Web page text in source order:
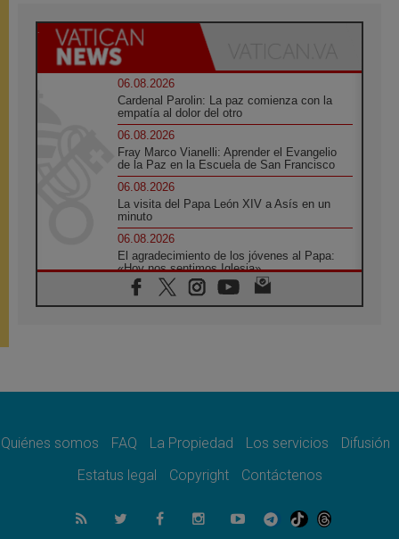
06.08.2026
Cardenal Parolin: La paz comienza con la
empatía al dolor del otro
06.08.2026
Fray Marco Vianelli: Aprender el Evangelio
de la Paz en la Escuela de San Francisco
06.08.2026
La visita del Papa León XIV a Asís en un
minuto
06.08.2026
El agradecimiento de los jóvenes al Papa:
«Hoy nos sentimos Iglesia»
06.08.2026
Líbano: Reanudan los coloquios en Roma en
paz
Sturla: La visita de León XIV será una buena
noticia para todo el Uruguay
06.08.2026
León XIV: La revolución del Evangelio
Quiénes somos FAQ La Propiedad Los servicios
Difusión
Estatus legal
Copyright Contáctenos